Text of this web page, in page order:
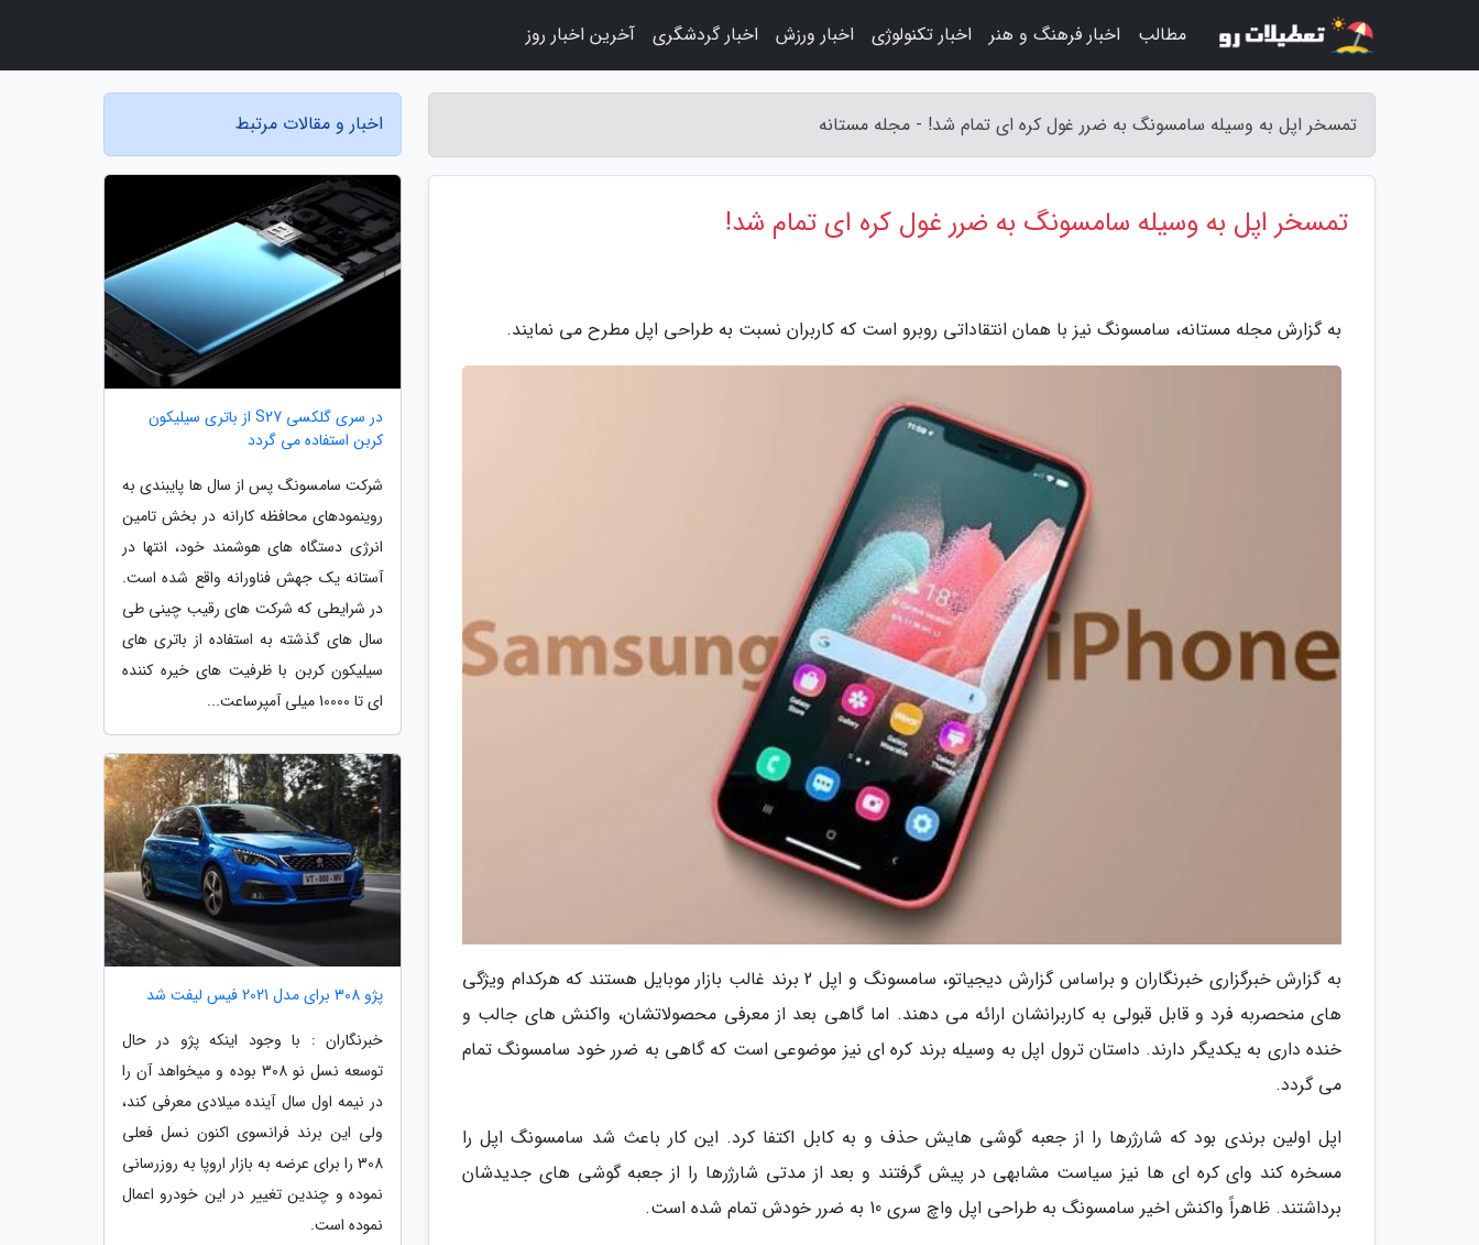
تمسخر اپل به وسیله سامسونگ به ضرر غول کره ای تمام شد! - مجله مستانه
تمسخر اپل به وسیله سامسونگ به ضرر غول کره ای تمام شد!
به گزارش مجله مستانه، سامسونگ نیز با همان انتقاداتی روبرو است که کاربران نسبت به طراحی اپل مطرح می نمایند.
به گزارش خبرگزاری خبرنگاران و براساس گزارش دیجیاتو، سامسونگ و اپل 2 برند غالب بازار موبایل هستند که هرکدام ویژگی
های منحصربه فرد و قابل قبولی به کاربرانشان ارائه می دهند. اما گاهی بعد از معرفی محصولاتشان، واکنش های جالب و
خنده داری به یکدیگر دارند. داستان ترول اپل به وسیله برند کره ای نیز موضوعی است که گاهی به ضرر خود سامسونگ تمام
می گردد.
اپل اولین برندی بود که شارژرها را از جعبه گوشی هایش حذف و به کابل اکتفا کرد. این کار باعث شد سامسونگ اپل را
مسخره کند وای کره ای ها نیز سیاست مشابهی در پیش گرفتند و بعد از مدتی شارژرها را از جعبه گوشی های جدیدشان
برداشتند. ظاهراً واکنش اخیر سامسونگ به طراحی اپل واچ سری 10 به ضرر خودش تمام شده است.
اخبار و مقالات مرتبط
در سری گلکسی S27 از باتری سیلیکون
کربن استفاده می گردد
شرکت سامسونگ پس از سال ها پایبندی به
روینمودهای محافظه کارانه در بخش تامین
انرژی دستگاه های هوشمند خود، انتها در
آستانه یک جهش فناورانه واقع شده است.
در شرایطی که شرکت های رقیب چینی طی
سال های گذشته به استفاده از باتری های
سیلیکون کربن با ظرفیت های خیره کننده
ای تا 10000 میلی آمپرساعت...
پژو 308 برای مدل 2021 فیس لیفت شد
خبرنگاران : با وجود اینکه پژو در حال
توسعه نسل نو 308 بوده و میخواهد آن را
در نیمه اول سال آینده میلادی معرفی کند،
ولی این برند فرانسوی اکنون نسل فعلی
308 را برای عرضه به بازار اروپا به روزرسانی
نموده و چندین تغییر در این خودرو اعمال
نموده است.
مطالب اخبار فرهنگ و هنر اخبار تکنولوژی اخبار ورزش اخبار گردشگری آخرین اخبار روز